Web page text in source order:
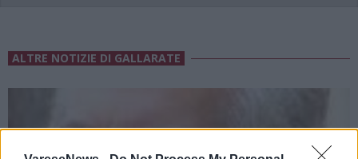
ALTRE NOTIZIE DI GALLARATE